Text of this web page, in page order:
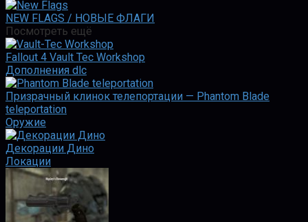
NEW FLAGS / НОВЫЕ ФЛАГИ
Посмотреть ещё
Fallout 4 Vault Tec Workshop
Дополнения dlc
Призрачный клинок телепортации — Phantom Blade
teleportation
Оружие
Декорации Дино
Локации